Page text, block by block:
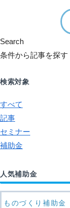
Search
条件から記事を探す
検索対象
すべて
記事
セミナー
補助金
人気補助金
ものづくり補助金